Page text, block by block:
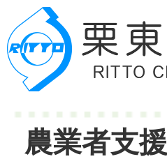
農業者支援